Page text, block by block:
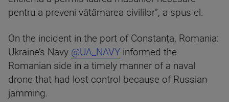
pentru a preveni vătămarea civililor”, a spus el.
On the incident in the port of Constanța, Romania:
Ukraine’s Navy @UA_NAVY informed the
Romanian side in a timely manner of a naval
drone that had lost control because of Russian
jamming.